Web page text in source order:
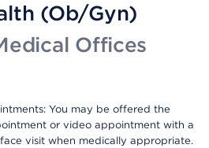
(Ob/Gyn)
Offices
You may be offered the
or video appointment with a
visit when medically appropriate.